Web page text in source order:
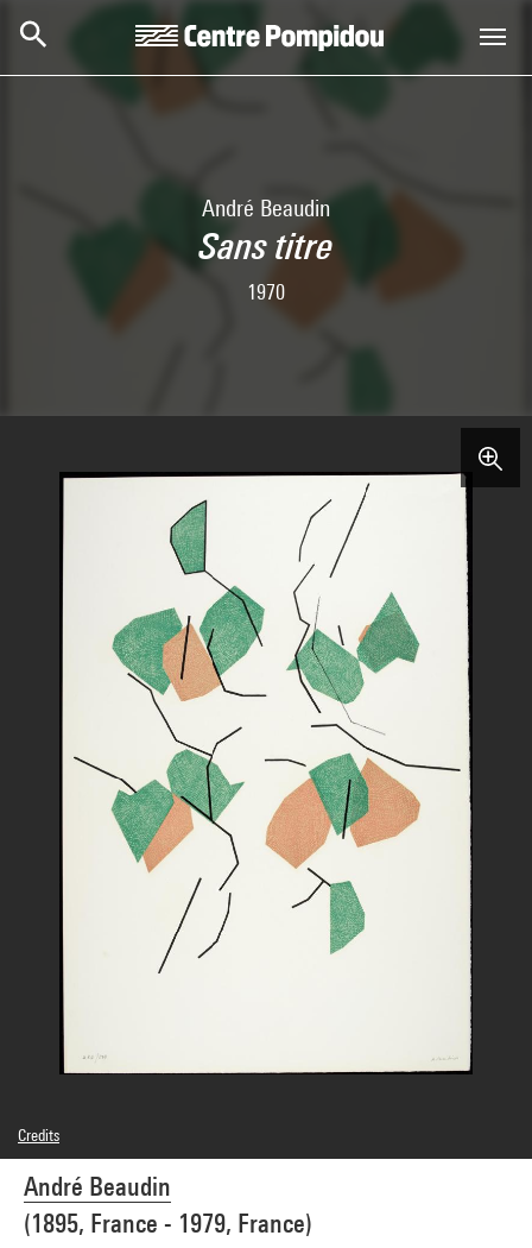
Skip to main content
Centre Pompidou
André Beaudin
Sans titre
1970
André Beaudin
(1895, France - 1979, France)
Credits
© Adagp, Paris
Photo credits : Centre Pompidou, MNAM-CCI/Philippe Migeat/Dist. GrandPalaisRmn
Image reference : 4N04161
Image presentation :GrandPalaisRmnPhoto